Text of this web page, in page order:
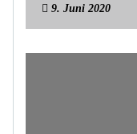
9. Juni 2020